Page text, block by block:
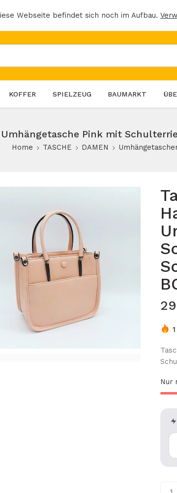
Webseite befindet sich noch im Aufbau.
KOFFER SPIELZEUG BAUMARKT
Pink mit
Home TASCHE DAMEN
Nur